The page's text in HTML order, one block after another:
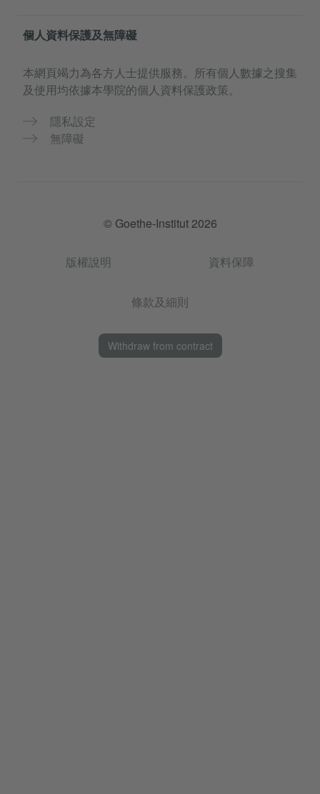
個人資料保護及無障礙
本網頁竭力為各方人士提供服務。所有個人數據之搜集
及使用均依據本學院的個人資料保護政策。
隱私設定
無障礙
© Goethe-Institut 2026
版權說明 資料保障
條款及細則
Withdraw from contract